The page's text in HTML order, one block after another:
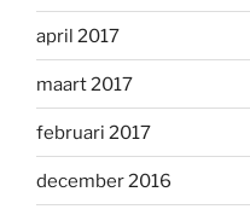
april 2017
maart 2017
februari 2017
december 2016